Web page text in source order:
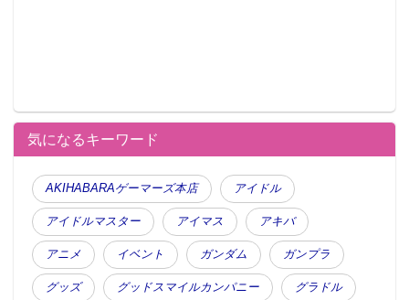
気になるキーワード
AKIHABARAゲーマーズ本店 アイドル
アイドルマスター アイマス アキバ
アニメ イベント ガンダム ガンプラ
グッズ グッドスマイルカンパニー グラドル